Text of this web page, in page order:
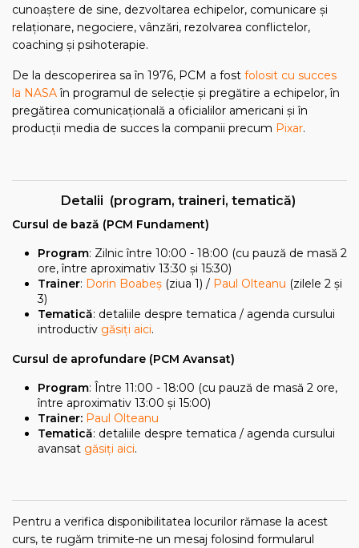
cunoaștere de sine, dezvoltarea echipelor, comunicare și
relaționare, negociere, vânzări, rezolvarea conflictelor,
coaching și psihoterapie.
De la descoperirea sa în 1976, PCM a fost folosit cu succes
la NASAîn programul de selecție și pregătire a echipelor, în
pregătirea comunicațională a oficialilor americani și în
producții media de succes la companii precum Pixar.
Detalii (program, traineri, tematică)
Cursul de bază (PCM Fundament)
Program: Zilnic între 10:00 - 18:00 (cu pauză de masă 2
ore, între aproximativ 13:30 și 15:30)
Trainer: Dorin Boabeș (ziua 1) / Paul Olteanu (zilele 2 și
3)
Tematică: detaliile despre tematica / agenda cursului
introductiv găsiți aici.
Cursul de aprofundare (PCM Avansat)
Program: Între 11:00 - 18:00 (cu pauză de masă 2 ore,
între aproximativ 13:00 și 15:00)
Trainer: Paul Olteanu
Tematică: detaliile despre tematica / agenda cursului
avansat găsiți aici.
Pentru a verifica disponibilitatea locurilor rămase la acest
curs, te rugăm trimite-ne un mesaj folosind formularul